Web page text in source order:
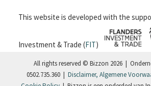
This website is developed with the
Investment & Trade (FIT)
All rights reserved © Bizzon 2026 |
0502.735.360 | Disclaimer, Algemene